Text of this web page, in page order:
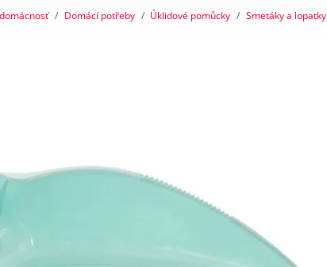
Domácí potřeby Úklidové pomůcky Smetáky a lopatky